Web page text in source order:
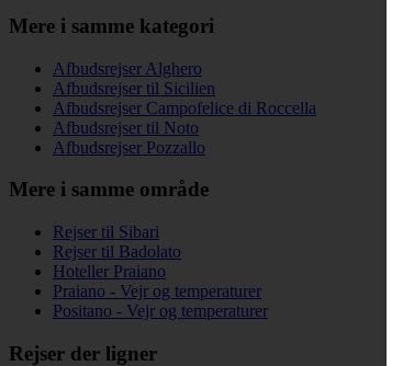
Mere i samme kategori
Afbudsrejser Alghero
Afbudsrejser til Sicilien
Afbudsrejser Campofelice di Roccella
Afbudsrejser til Noto
Afbudsrejser Pozzallo
Mere i samme område
Rejser til Sibari
Rejser til Badolato
Hoteller Praiano
Praiano - Vejr og temperaturer
Positano - Vejr og temperaturer
Rejser der ligner